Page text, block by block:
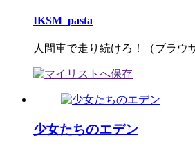
IKSM_pasta
人間車で走り続けろ！（ブラウ
少女たちのエデン